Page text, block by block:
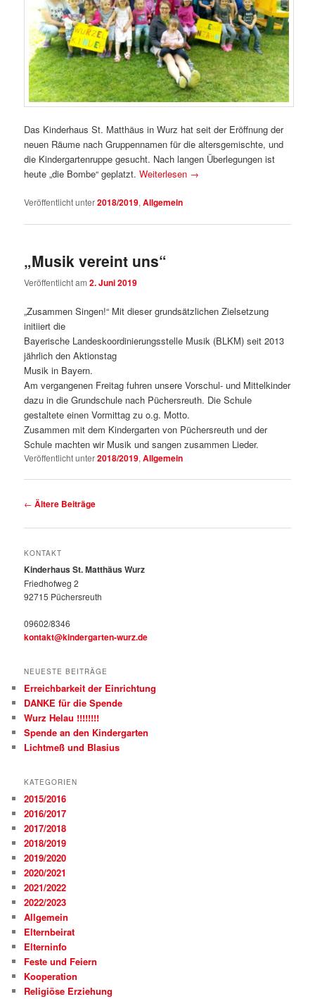
Das Kinderhaus St. Matthäus in Wurz hat seit der Eröffnung der
neuen Räume nach Gruppennamen für die altersgemischte, und
die Kindergartenruppe gesucht. Nach langen Überlegungen ist
heute „die Bombe“ geplatzt.Weiterlesen →
Veröffentlicht unter2018/2019,Allgemein
„Musik vereint uns“
Veröffentlicht am2. Juni 2019
„Zusammen Singen!“ Mit dieser grundsätzlichen Zielsetzung
initiiert die
Bayerische Landeskoordinierungsstelle Musik (BLKM) seit 2013
jährlich den Aktionstag
Musik in Bayern.
Am vergangenen Freitag fuhren unsere Vorschul- und Mittelkinder
dazu in die Grundschule nach Püchersreuth. Die Schule
gestaltete einen Vormittag zu o.g. Motto.
Zusammen mit dem Kindergarten von Püchersreuth und der
Schule machten wir Musik und sangen zusammen Lieder.
Veröffentlicht unter2018/2019,Allgemein
Beitragsnavigation
← Ältere Beiträge
KONTAKT
Kinderhaus St. Matthäus Wurz
Friedhofweg 2
92715 Püchersreuth
09602/8346
kontakt@kindergarten-wurz.de
NEUESTE BEITRÄGE
Erreichbarkeit der Einrichtung
DANKE für die Spende
Wurz Helau !!!!!!!!
Spende an den Kindergarten
Lichtmeß und Blasius
KATEGORIEN
2015/2016
2016/2017
2017/2018
2018/2019
2019/2020
2020/2021
2021/2022
2022/2023
Allgemein
Elternbeirat
Elterninfo
Feste und Feiern
Kooperation
Religiöse Erziehung